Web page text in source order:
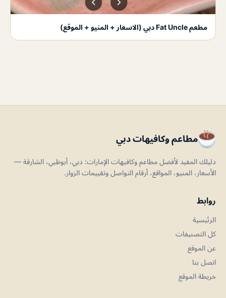
مطعم Fat Uncle دبي (الاسعار + المنيو + الموقع)
مطاعم وكافيهات دبي
دليلك المفيد لأفضل مطاعم وكافيهات الإمارات: دبي، أبوظبي، الشارقة —
الأسعار، المنيو، المواقع، أرقام التواصل وتقييمات الزوار.
روابط
الرئيسية
كل التصنيفات
عن الموقع
اتصل بنا
خريطة الموقع